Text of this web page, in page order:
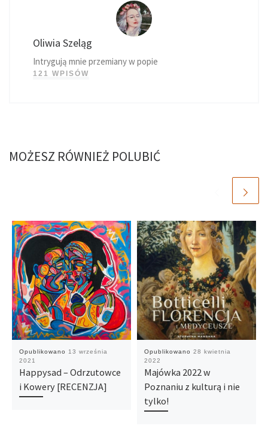
Oliwia Szeląg
Intrygują mnie przemiany w popie
121 WPISÓW
MOŻESZ RÓWNIEŻ POLUBIĆ
Opublikowano
13 września
2021
Happysad – Odrzutowce
i Kowery [RECENZJA]
Opublikowano 28 kwietnia
2022
Majówka 2022 w
Poznaniu z kulturą i nie
tylko!